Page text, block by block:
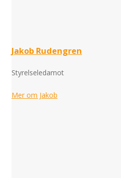
Jakob Rudengren
Styrelseledamot
Mer om Jakob